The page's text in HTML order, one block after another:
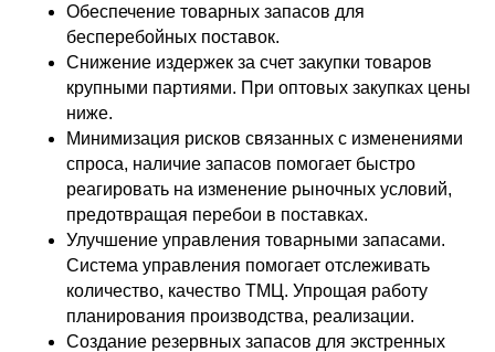
Обеспечение товарных запасов для
бесперебойных поставок.
Снижение издержек за счет закупки товаров
крупными партиями. При оптовых закупках цены
ниже.
Минимизация рисков связанных с изменениями
спроса, наличие запасов помогает быстро
реагировать на изменение рыночных условий,
предотвращая перебои в поставках.
Улучшение управления товарными запасами.
Система управления помогает отслеживать
количество, качество ТМЦ. Упрощая работу
планирования производства, реализации.
Создание резервных запасов для экстренных